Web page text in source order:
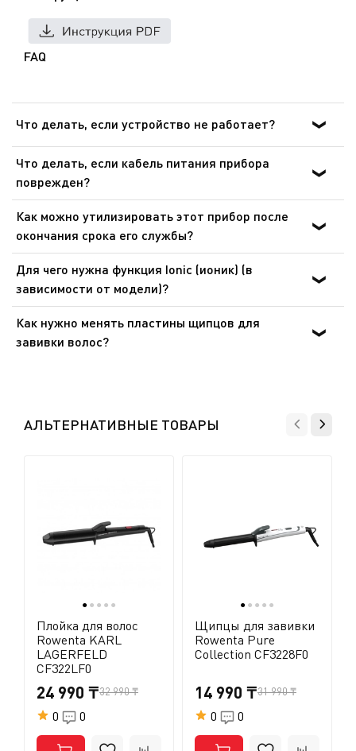
FAQ
Что делать, если устройство не работает?
После ознакомления с инструкциями по запуску
прибора в руководстве пользователя убедитесь, что
электрическая розетка находится в рабочем состоянии,
подключив к ней другое устройство. Если прибор не
заработал, не пытайтесь разобрать или
отремонтировать его. Отнесите прибор в
авторизованный центр технического обслуживания.
Что делать, если кабель питания прибора
поврежден?
Не пользуйтесь устройством. Во избежание опасной
ситуации, замените кабель в центре технического
обслуживания.
Как можно утилизировать этот прибор после
окончания срока его службы?
В приборе содержатся ценные материалы, которые
могут быть подвергнуты вторичной переработке.
Отнесите его на городской пункт сбора отходов.
Для чего нужна функция Ionic (ионик) (в
зависимости от модели)?
Эта функция нейтрализует статическое электричество
и защищает волосы от пересушивания. Кроме этого,
волосы становятся более блестящими и гладкими.
Как нужно менять пластины щипцов для
завивки волос?
новые пластины, задвиньте их как можно глубже в
АЛЬТЕРНАТИВНЫЕ ТОВАРЫ
● ● ● ● ●
Плойка для волос
Rowenta KARL
LAGERFELD
CF322LF0
24 990 ₸32 990 ₸
0 0
● ● ● ● ●
Щипцы для завивки
Rowenta Pure
Collection CF3228F0
14 990 ₸31 990 ₸
0 0